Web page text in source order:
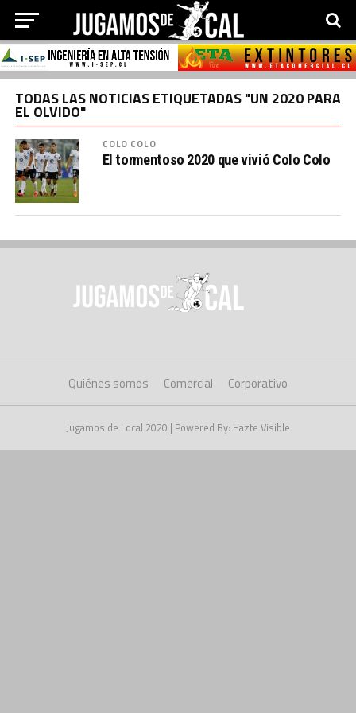
TODAS LAS NOTICIAS ETIQUETADAS "UN 2020 PARA
EL OLVIDO"
COLO COLO
El tormentoso 2020 que vivió Colo Colo
Quiénes somos Comercial Corporativo
Jugamos de Local 2020 | Powered By: Hazte Visible